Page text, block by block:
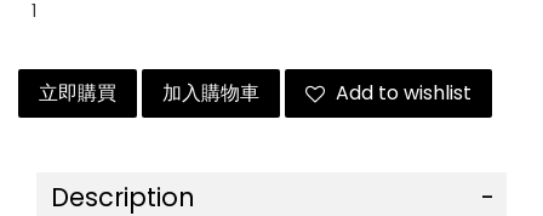
立即購買 加入購物車 Add to wishlist
Description